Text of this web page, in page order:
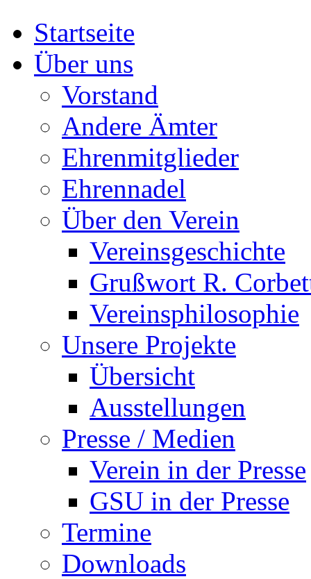
Startseite
Über uns
Vorstand
Andere Ämter
Ehrenmitglieder
Ehrennadel
Über den Verein
Vereinsgeschichte
Grußwort R.
Vereinsphilosophie
Unsere Projekte
Übersicht
Ausstellungen
Presse / Medien
Verein in der Presse
GSU in der Presse
Termine
Downloads